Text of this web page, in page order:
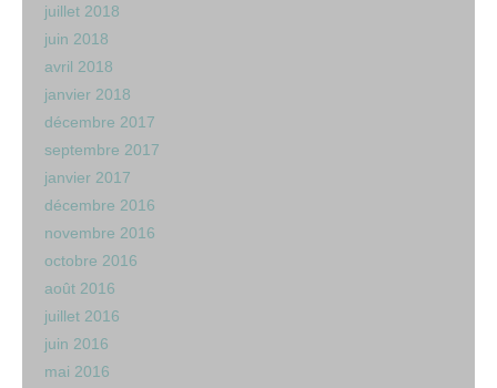
juillet 2018
juin 2018
avril 2018
janvier 2018
décembre 2017
septembre 2017
janvier 2017
décembre 2016
novembre 2016
octobre 2016
août 2016
juillet 2016
juin 2016
mai 2016